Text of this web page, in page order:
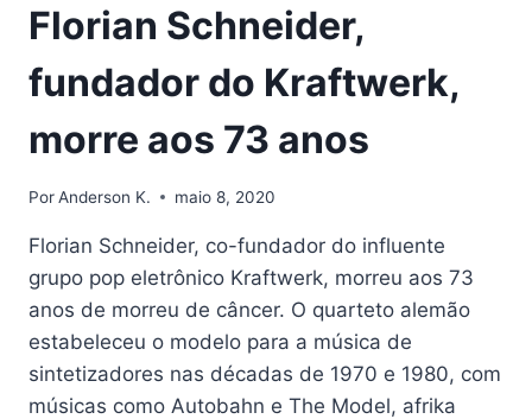
Florian Schneider,
fundador do Kraftwerk,
morre aos 73 anos
PorAnderson K. maio 8, 2020
Florian Schneider, co-fundador do influente
grupo pop eletrônico Kraftwerk, morreu aos 73
anos de morreu de câncer. O quarteto alemão
estabeleceu o modelo para a música de
sintetizadores nas décadas de 1970 e 1980, com
músicas como Autobahn e The Model, afrika